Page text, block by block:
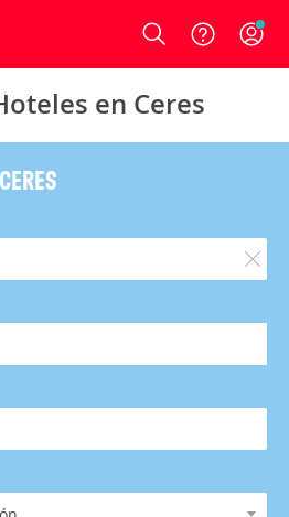
Login
en Ceres